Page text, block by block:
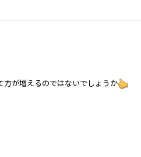
が増えるのではないでしょうか